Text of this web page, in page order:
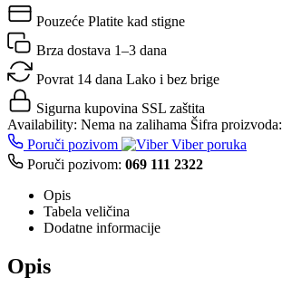
Pouzeće Platite kad stigne
Brza dostava 1–3 dana
Povrat 14 dana Lako i bez brige
Sigurna kupovina SSL zaštita
Availability: Nema na zalihama Šifra proizvoda:
Poruči pozivom
Viber poruka
Poruči pozivom: 069 111 2322
Opis
Tabela veličina
Dodatne informacije
Opis